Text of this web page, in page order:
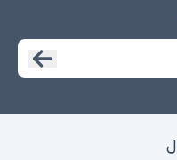
نرم‌افزارهای آماری مانند
بالا.